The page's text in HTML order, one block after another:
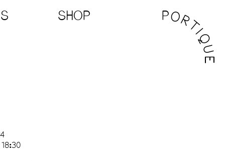
PORT
I
Q
U
E
SHOP